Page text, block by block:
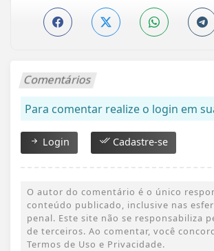
Comentários
Para comentar realize o login em
Login Cadastre-se
O autor do comentário é o único
conteúdo publicado, inclusive nas
penal. Este site não se responsabiliza
de terceiros. Ao comentar, você
Termos de Uso e Privacidade.